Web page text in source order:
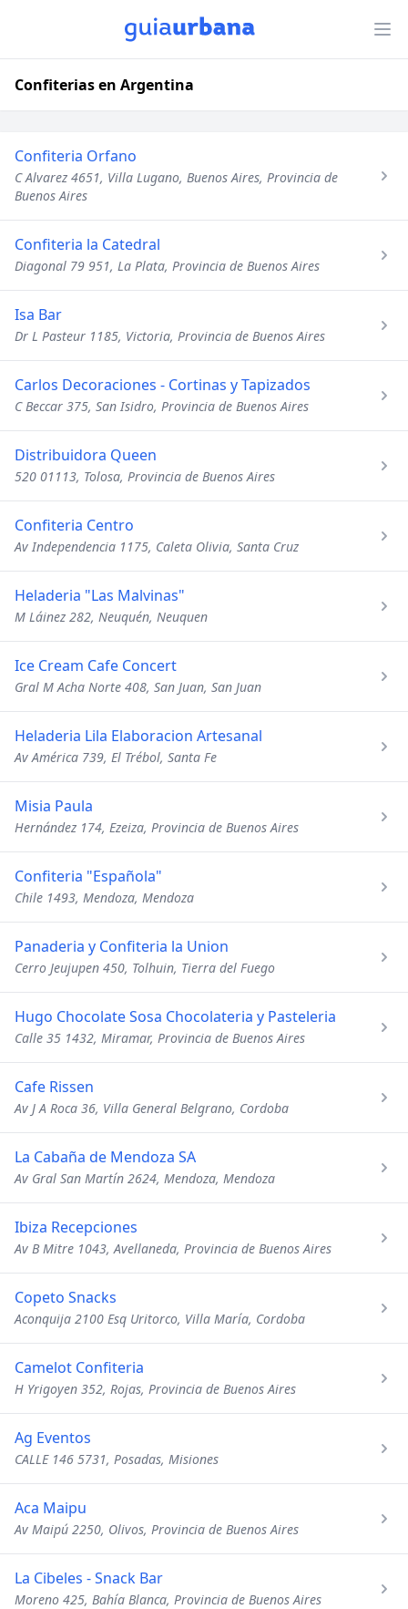
Confiterias en Argentina
Confiteria Orfano
C Alvarez 4651, Villa Lugano, Buenos Aires, Provincia de
Buenos Aires
Confiteria la Catedral
Diagonal 79 951, La Plata, Provincia de Buenos Aires
Isa Bar
Dr L Pasteur 1185, Victoria, Provincia de Buenos Aires
Carlos Decoraciones - Cortinas y Tapizados
C Beccar 375, San Isidro, Provincia de Buenos Aires
Distribuidora Queen
520 01113, Tolosa, Provincia de Buenos Aires
Confiteria Centro
Av Independencia 1175, Caleta Olivia, Santa Cruz
Heladeria "Las Malvinas"
M Láinez 282, Neuquén, Neuquen
Ice Cream Cafe Concert
Gral M Acha Norte 408, San Juan, San Juan
Heladeria Lila Elaboracion Artesanal
Av América 739, El Trébol, Santa Fe
Misia Paula
Hernández 174, Ezeiza, Provincia de Buenos Aires
Confiteria "Española"
Chile 1493, Mendoza, Mendoza
Panaderia y Confiteria la Union
Cerro Jeujupen 450, Tolhuin, Tierra del Fuego
Hugo Chocolate Sosa Chocolateria y Pasteleria
Calle 35 1432, Miramar, Provincia de Buenos Aires
Cafe Rissen
Av J A Roca 36, Villa General Belgrano, Cordoba
La Cabaña de Mendoza SA
Av Gral San Martín 2624, Mendoza, Mendoza
Ibiza Recepciones
Av B Mitre 1043, Avellaneda, Provincia de Buenos Aires
Copeto Snacks
Aconquija 2100 Esq Uritorco, Villa María, Cordoba
Camelot Confiteria
H Yrigoyen 352, Rojas, Provincia de Buenos Aires
Ag Eventos
CALLE 146 5731, Posadas, Misiones
Aca Maipu
Av Maipú 2250, Olivos, Provincia de Buenos Aires
La Cibeles - Snack Bar
Moreno 425, Bahía Blanca, Provincia de Buenos Aires